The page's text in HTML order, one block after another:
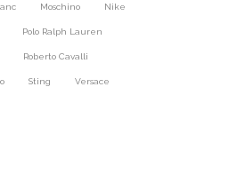
Moschino Nike
Polo Ralph Lauren
Roberto Cavalli
Sting Versace